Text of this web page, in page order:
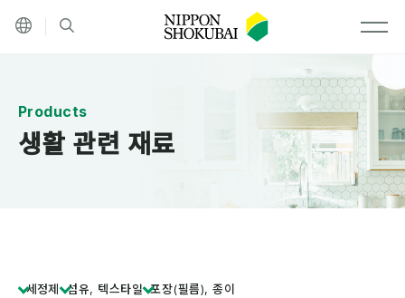
기타 언어
생활 관련 재료
세정제 섬유, 텍스타일 포장(필름), 종이